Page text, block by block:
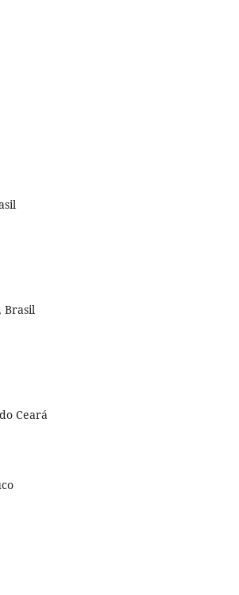
Brasil
Ceará